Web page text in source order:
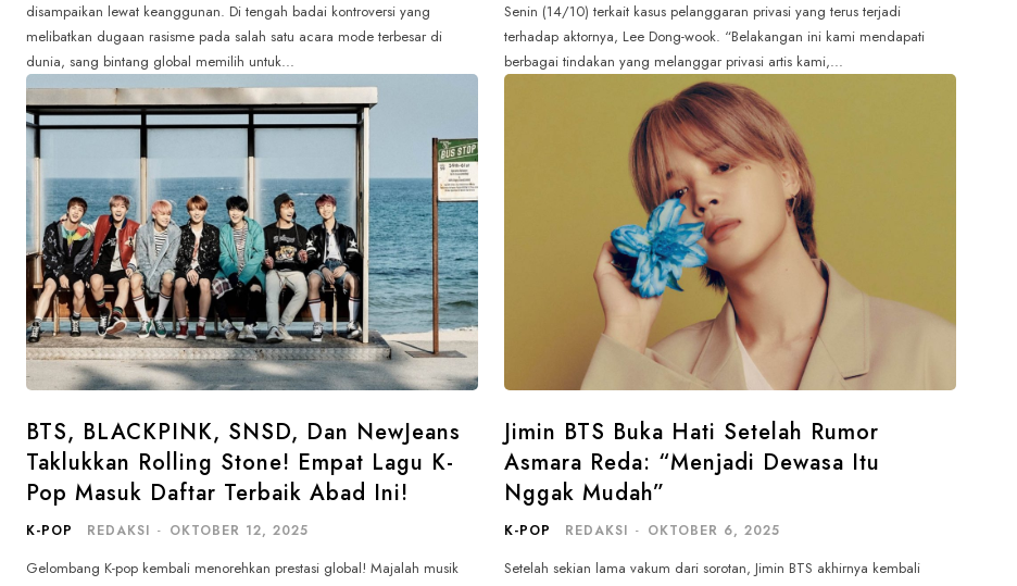
disampaikan lewat keanggunan. Di tengah badai kontroversi yang
melibatkan dugaan rasisme pada salah satu acara mode terbesar di
dunia, sang bintang global memilih untuk...
Senin (14/10) terkait kasus pelanggaran privasi yang terus terjadi
terhadap aktornya, Lee Dong-wook. “Belakangan ini kami mendapati
berbagai tindakan yang melanggar privasi artis kami,...
BTS, BLACKPINK, SNSD, Dan NewJeans
Taklukkan Rolling Stone! Empat Lagu K-
Pop Masuk Daftar Terbaik Abad Ini!
K-POP REDAKSI - OKTOBER 12, 2025
Gelombang K-pop kembali menorehkan prestasi global! Majalah musik
Jimin BTS Buka Hati Setelah Rumor
Asmara Reda: “Menjadi Dewasa Itu
Nggak Mudah”
K-POP REDAKSI - OKTOBER 6, 2025
Setelah sekian lama vakum dari sorotan, Jimin BTS akhirnya kembali